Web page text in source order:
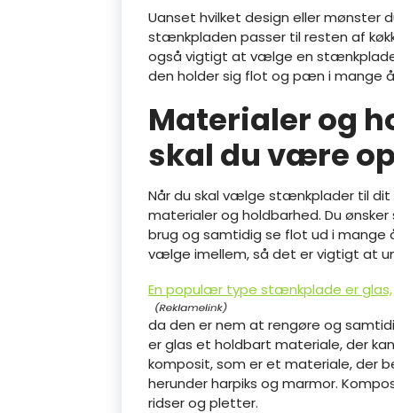
Uanset hvilket design eller mønster
stænkpladen passer til resten af
også vigtigt at vælge en
den holder sig flot og pæn i mange
Materialer og
skal du være
Når du skal vælge stænkplader til
materialer og holdbarhed. Du
brug og samtidig se flot ud i mange
vælge imellem, så det er vigtigt at
En populær type stænkplade er glas,
da den er nem at rengøre og
er glas et holdbart materiale, der
komposit, som er et materiale, der
herunder harpiks og marmor.
ridser og pletter.